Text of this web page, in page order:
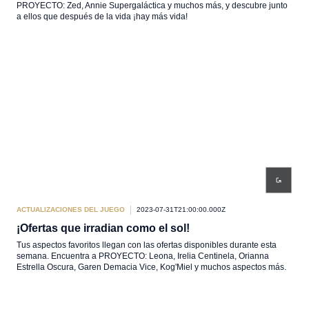
PROYECTO: Zed, Annie Supergaláctica y muchos más, y descubre junto
a ellos que después de la vida ¡hay más vida!
ACTUALIZACIONES DEL JUEGO 2023-07-31T21:00:00.000Z
¡Ofertas que irradian como el sol!
Tus aspectos favoritos llegan con las ofertas disponibles durante esta
semana. Encuentra a PROYECTO: Leona, Irelia Centinela, Orianna
Estrella Oscura, Garen Demacia Vice, Kog'Miel y muchos aspectos más.